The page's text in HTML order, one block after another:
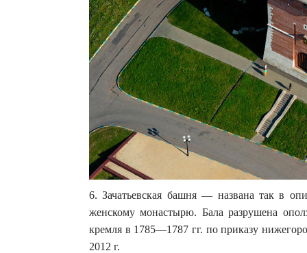
6. Зачатьевская башня — названа так в
женскому монастырю. Бала разрушена
кремля в 1785—1787 гг. по приказу
2012 г.